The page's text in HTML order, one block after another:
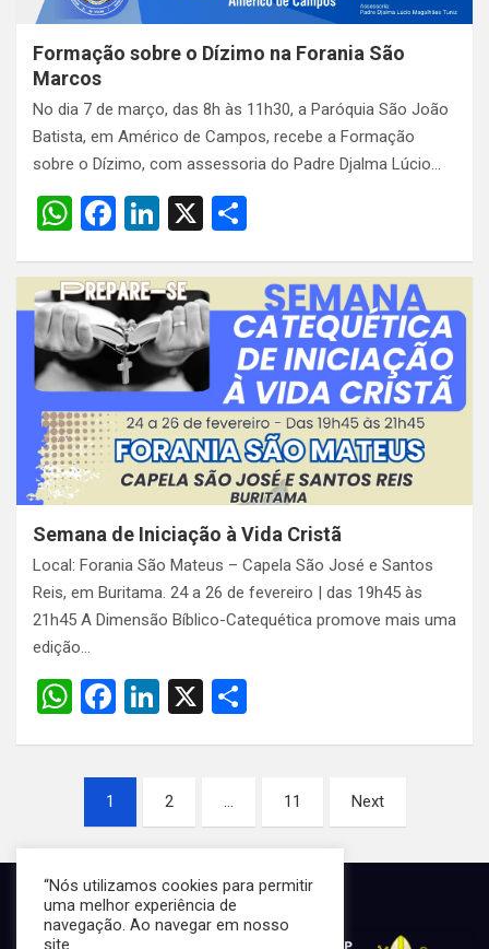
Formação sobre o Dízimo na Forania São
Marcos
No dia 7 de março, das 8h às 11h30, a Paróquia São João
Batista, em Américo de Campos, recebe a Formação
sobre o Dízimo, com assessoria do Padre Djalma Lúcio…
W
at
s
A
p
p
F
ce
b
o
o
k
Li
ke
dI
n
X
ar
e
Semana de Iniciação à Vida Cristã
Local: Forania São Mateus – Capela São José e Santos
Reis, em Buritama. 24 a 26 de fevereiro | das 19h45 às
21h45 A Dimensão Bíblico-Catequética promove mais uma
edição…
W
at
A
p
p
F
ce
o
o
k
Li
dI
n
X
Paginação
posts
1 2 … 11 Next
“Nós utilizamos cookies para permitir
uma melhor experiência de
navegação. Ao navegar em nosso
site